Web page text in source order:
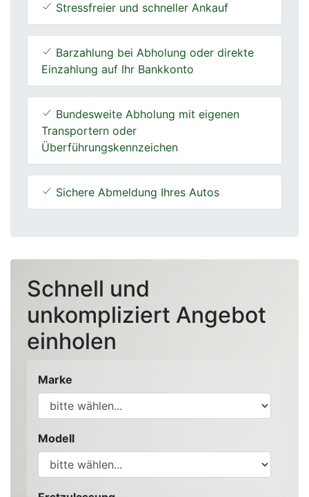
Stressfreier und schneller Ankauf
Barzahlung bei Abholung oder direkte
Einzahlung auf Ihr Bankkonto
Bundesweite Abholung mit eigenen
Transportern oder
Überführungskennzeichen
Sichere Abmeldung Ihres Autos
Schnell und
unkompliziert Angebot
einholen
Marke
Modell